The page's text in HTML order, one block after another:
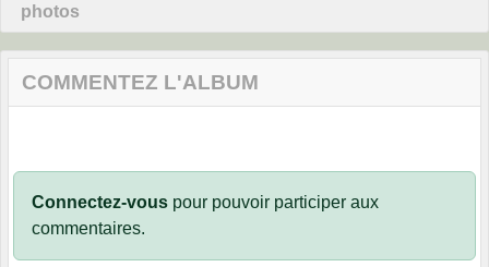
photos
COMMENTEZ L'ALBUM
Connectez-vous pour pouvoir participer aux
commentaires.